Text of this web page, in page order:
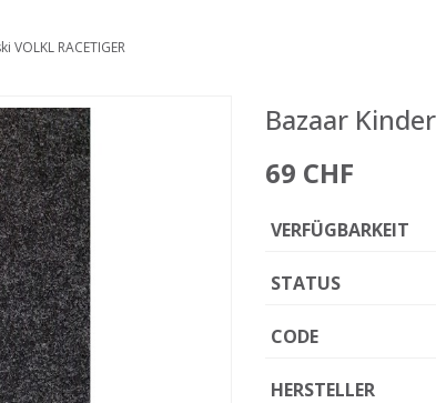
VOLKL RACETIGER
Bazaar
69 CHF
VERFÜGBARKEIT
STATUS
CODE
HERSTELLER